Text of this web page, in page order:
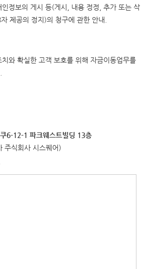
정보의 게시 등(게시, 내용 정정, 추가 또는 삭
제공의 정지)의 청구에 관한 안내.
와 확실한 고객 보호를 위해 자금이동업무를
6-12-1 파크웨스트빌딩 13층
주식회사 시스퀘어)